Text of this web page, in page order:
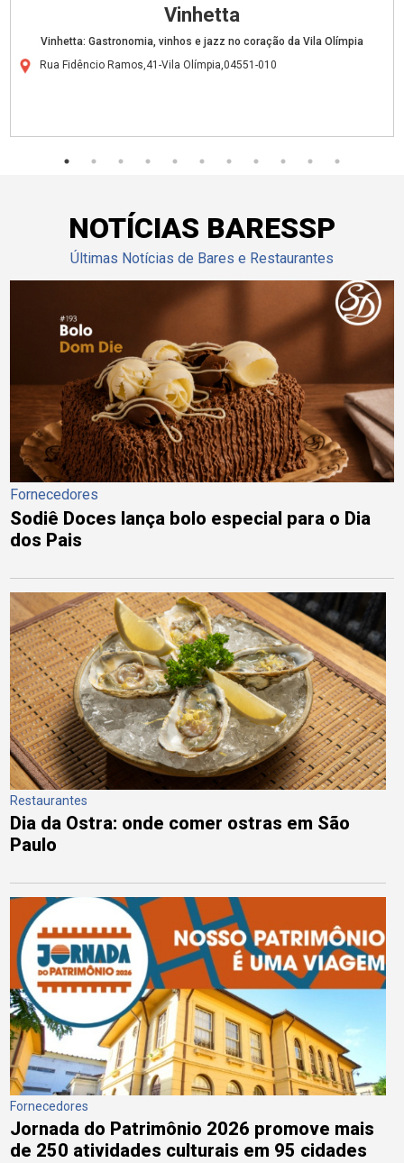
Vinhetta
Vinhetta: Gastronomia, vinhos e jazz no coração da Vila Olímpia
Rua Fidêncio Ramos,41-Vila Olímpia,04551-010
NOTÍCIAS BARESSP
Últimas Notícias de Bares e Restaurantes
Fornecedores
Sodiê Doces lança bolo especial para o Dia
dos Pais
Restaurantes
Dia da Ostra: onde comer ostras em São
Paulo
Fornecedores
Jornada do Patrimônio 2026 promove mais
de 250 atividades culturais em 95 cidades